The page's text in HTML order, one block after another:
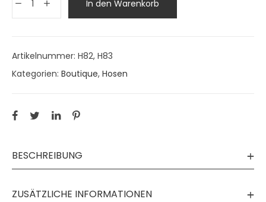
In den Warenkorb
Artikelnummer: H82, H83
Kategorien: Boutique, Hosen
BESCHREIBUNG
ZUSÄTZLICHE INFORMATIONEN